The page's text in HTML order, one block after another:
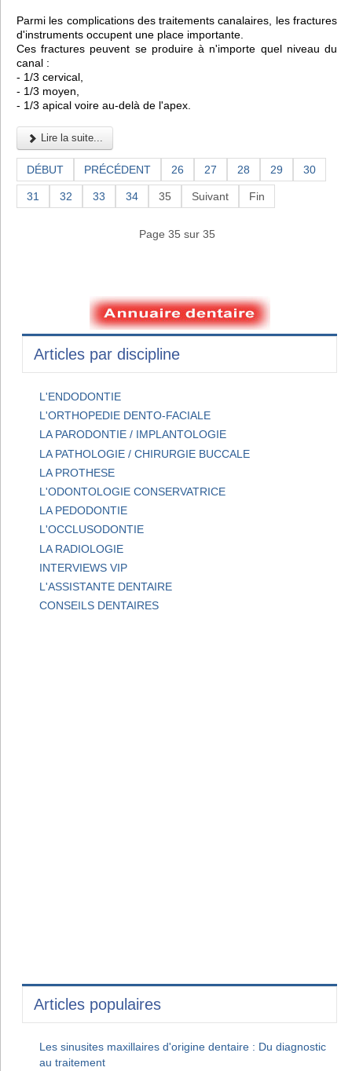
Parmi les complications des traitements canalaires, les fractures
d'instruments occupent une place importante.
Ces fractures peuvent se produire à n'importe quel niveau du
canal :
- 1/3 cervical,
- 1/3 moyen,
- 1/3 apical voire au-delà de l'apex.
Lire la suite...
DÉBUT PRÉCÉDENT 26 27 28 29 30
31 32 33 34 35 Suivant Fin
Page 35 sur 35
Articles par discipline
L'ENDODONTIE
L'ORTHOPEDIE DENTO-FACIALE
LA PARODONTIE / IMPLANTOLOGIE
LA PATHOLOGIE / CHIRURGIE BUCCALE
LA PROTHESE
L'ODONTOLOGIE CONSERVATRICE
LA PEDODONTIE
L'OCCLUSODONTIE
LA RADIOLOGIE
INTERVIEWS VIP
L'ASSISTANTE DENTAIRE
CONSEILS DENTAIRES
Articles populaires
Les sinusites maxillaires d'origine dentaire : Du diagnostic
au traitement